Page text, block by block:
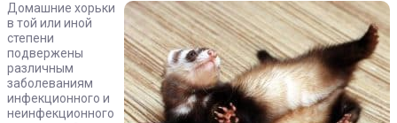
Домашние хорьки
в той или иной
степени
подвержены
различным
заболеваниям
инфекционного и
неинфекционного